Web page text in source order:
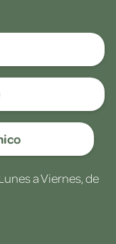
a Viernes, de